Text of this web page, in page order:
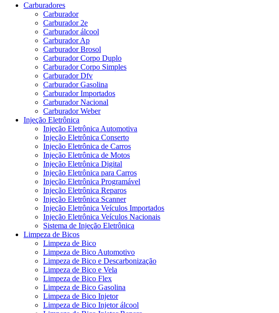
Carburadores
Carburador
Carburador 2e
Carburador álcool
Carburador Ap
Carburador Brosol
Carburador Corpo Duplo
Carburador Corpo Simples
Carburador Dfv
Carburador Gasolina
Carburador Importados
Carburador Nacional
Carburador Weber
Injeção Eletrônica
Injeção Eletrônica Automotiva
Injeção Eletrônica Conserto
Injeção Eletrônica de Carros
Injeção Eletrônica de Motos
Injeção Eletrônica Digital
Injeção Eletrônica para Carros
Injeção Eletrônica Programável
Injeção Eletrônica Reparos
Injeção Eletrônica Scanner
Injeção Eletrônica Veículos Importados
Injeção Eletrônica Veículos Nacionais
Sistema de Injeção Eletrônica
Limpeza de Bicos
Limpeza de Bico
Limpeza de Bico Automotivo
Limpeza de Bico e Descarbonização
Limpeza de Bico e Vela
Limpeza de Bico Flex
Limpeza de Bico Gasolina
Limpeza de Bico Injetor
Limpeza de Bico Injetor álcool